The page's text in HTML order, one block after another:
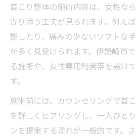
首こり整体の施術内容は、女性な
寄り添う工夫が見られます。例え
整したり、痛みの少ないソフトな
が多く見受けられます。伊勢崎市
る施術や、女性専用時間帯を設け
す。
施術前には、カウンセリングで首
を詳しくヒアリングし、一人ひと
ンを提案する流れが一般的です。